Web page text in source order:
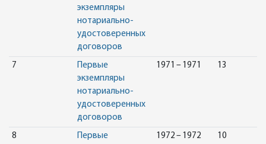
экземпляры
нотариально-
удостоверенных
договоров
7
Первые
экземпляры
нотариально-
удостоверенных
договоров
1971 – 1971 13
8
Первые
1972 – 1972 10